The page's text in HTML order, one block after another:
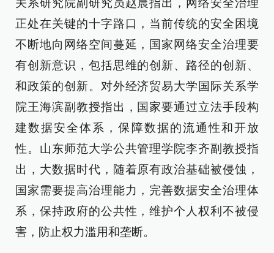
关系研究院副研究员赵晨指出，网络安全治理
正处在关键的十字路口，当前传统的安全困境
不断地向网络空间蔓延，国家网络安全治理要
有创新意识，包括思维的创新、路径的创新、
和政策的创新。对外经济贸易大学国际关系学
院王海滨副教授指出，国家要通过立法手段构
建数据安全体系，保障数据的流通性和开放
性。山东师范大学公共管理学院李齐副教授指
出，大数据时代，随着原有政治基础被侵蚀，
国家需要提高治理能力，完善数据安全治理体
系，保持政府的公共性，维护个人权利不被侵
害，防止权力滥用和垄断。